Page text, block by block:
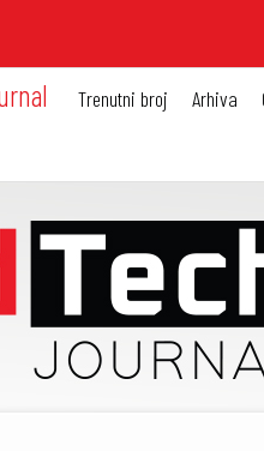
Trenutni broj Arhiva